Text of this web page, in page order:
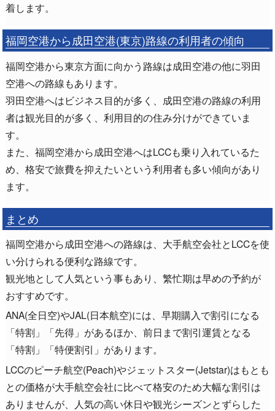
着します。
福岡空港から成田空港(東京)路線の利用者の傾向
福岡空港から東京方面に向かう路線は成田空港の他に羽田
空港への路線もあります。
羽田空港へはビジネス目的が多く、成田空港の路線の利用
者は観光目的が多く、利用目的の住み分けができていま
す。
また、福岡空港から成田空港へはLCCも乗り入れているた
め、格安で旅費を抑えたいという利用者も多い傾向があり
ます。
まとめ
福岡空港から成田空港への路線は、大手航空会社とLCCを使
い分けられる便利な路線です。
観光地として人気という事もあり、繁忙期は早めの予約が
おすすめです。
ANA(全日空)やJAL(日本航空)には、早期購入で割引になる
「特割」「先得」があるほか、前日まで割引運賃となる
「特割」「特便割引」があります。
LCCのピーチ航空(Peach)やジェットスター(Jetstar)はもとも
との価格が大手航空会社に比べて格安のため大幅な割引は
ありませんが、人気の高い休日や観光シーズンとずらした